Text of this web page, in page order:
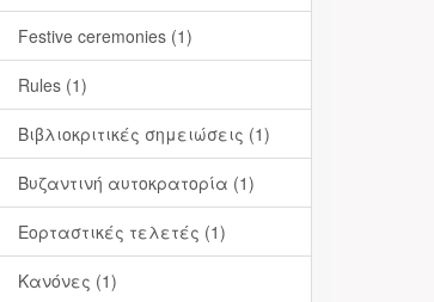
Festive ceremonies (1)
Rules (1)
Βιβλιοκριτικές σημειώσεις (1)
Βυζαντινή αυτοκρατορία (1)
Εορταστικές τελετές (1)
Κανόνες (1)